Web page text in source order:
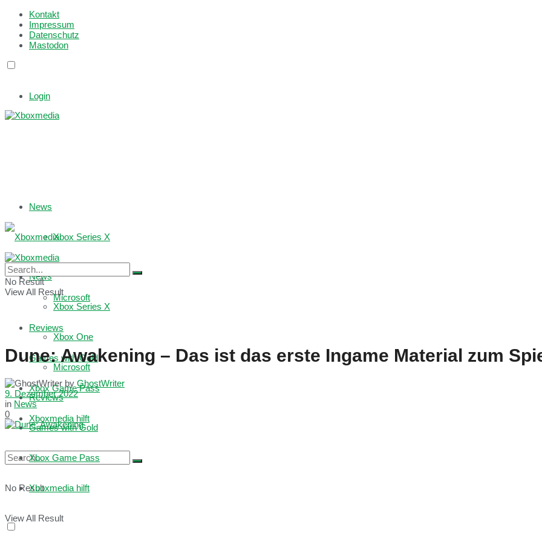
Kontakt
Impressum
Datenschutz
Mastodon
Login
News
Xbox Series X
Microsoft
Reviews
Games with Gold
Xbox Game Pass
Xboxmedia hilft
No Result
View All Result
News
Xbox Series X
Xbox One
Microsoft
Reviews
Games with Gold
Xbox Game Pass
Xboxmedia hilft
No Result
View All Result
Dune: Awakening – Das ist das erste Ingame Material zum
by GhostWriter
9. Dezember 2022
in News
0